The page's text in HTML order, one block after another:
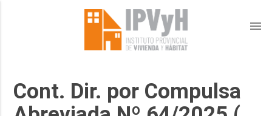
menu
Cont. Dir. por Compulsa